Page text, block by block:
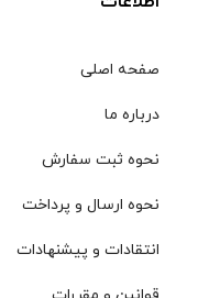
صفحه اصلی
درباره ما
نحوه ثبت سفارش
نحوه ارسال و پرداخت
انتقادات و پیشنهادات